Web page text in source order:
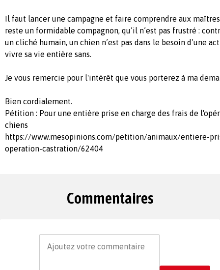
Il faut lancer une campagne et faire comprendre aux
reste un formidable compagnon, qu’il n’est pas frustré :
un cliché humain, un chien n’est pas dans le besoin d’une
vivre sa vie entière sans.
Je vous remercie pour l'intérêt que vous porterez à ma
Bien cordialement.
Pétition : Pour une entière prise en charge des frais de
chiens
https://www.mesopinions.com/petition/animaux/entiere-
operation-castration/62404
Commentaires